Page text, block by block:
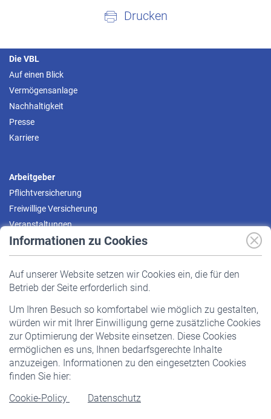
Informationen zu Cookies
Auf unserer Website setzen wir Cookies ein, die für den
Betrieb der Seite erforderlich sind.
Um Ihren Besuch so komfortabel wie möglich zu gestalten,
würden wir mit Ihrer Einwilligung gerne zusätzliche Cookies
zur Optimierung der Website einsetzen. Diese Cookies
ermöglichen es uns, Ihnen bedarfsgerechte Inhalte
anzuzeigen. Informationen zu den eingesetzten Cookies
finden Sie hier:
Cookie-Policy
Datenschutz
Drucken
Die VBL
Auf einen Blick
Vermögensanlage
Nachhaltigkeit
Presse
Karriere
Arbeitgeber
Pflichtversicherung
Freiwillige Versicherung
Veranstaltungen
Pflichtversicherung
Staatliche Förderung
Veranstaltungen
Rentner
Rentenbeginn
Rente beantragen